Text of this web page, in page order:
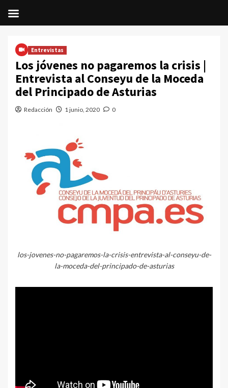
contenido
Entrevistas
Los jóvenes no pagaremos la crisis |
Entrevista al Conseyu de la Moceda
del Principado de Asturias
Redacción 1 junio, 2020 0
los-jovenes-no-pagaremos-la-crisis-entrevista-al-conseyu-de-
la-moceda-del-principado-de-asturias